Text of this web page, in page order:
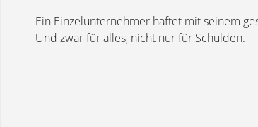
Ein Einzelunternehmer haftet mit seinem
Und zwar für alles, nicht nur für Schulden.